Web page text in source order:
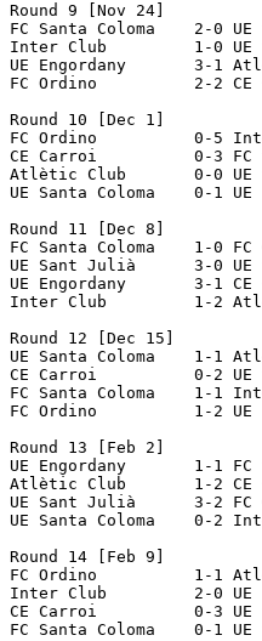
Round 9 [Nov 24]
FC Santa Coloma    2-0
Inter Club         1-0
UE Engordany       3-
FC Ordino          2-
Round 10 [Dec 1]
FC Ordino          0-
CE Carroi          0-3 FC
Atlètic Club       0-0
UE Santa Coloma    0-1
Round 11 [Dec 8]
FC Santa Coloma
UE Sant Julià      3-0
UE Engordany
Inter Club         1-2
Round 12 [Dec 15]
UE Santa Coloma
CE Carroi          0-2
FC Santa Coloma
FC Ordino          1-2
Round 13 [Feb 2]
UE Engordany       1-1
Atlètic Club       1-
UE Sant Julià      3-
UE Santa Coloma
Round 14 [Feb 9]
FC Ordino          1-
Inter Club         2-0
CE Carroi          0-3 UE
FC Santa Coloma    0-